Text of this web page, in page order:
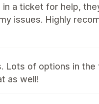
a ticket for help,
issues. Highly
Lots of options in the
as well!